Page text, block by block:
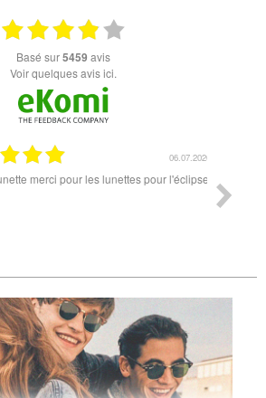
basé sur5459 avis
Voir quelques avis ici.
06.07.2026
merci pour les lunettes pour l'éclipse